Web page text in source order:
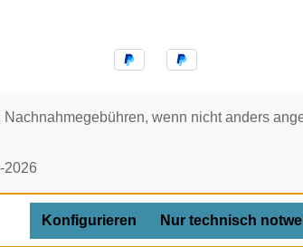
Nachnahmegebühren, wenn nicht anders
2026
Nur technisch
Konfigurieren